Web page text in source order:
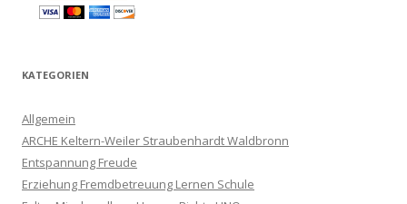
KATEGORIEN
Allgemein
ARCHE Keltern-Weiler Straubenhardt Waldbronn
Entspannung Freude
Erziehung Fremdbetreuung Lernen Schule